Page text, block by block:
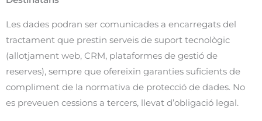
Les dades podran ser comunicades a encarregats del
tractament que prestin serveis de suport tecnològic
(allotjament web, CRM, plataformes de gestió de
reserves), sempre que ofereixin garanties suficients de
compliment de la normativa de protecció de dades. No
es preveuen cessions a tercers, llevat d’obligació legal.